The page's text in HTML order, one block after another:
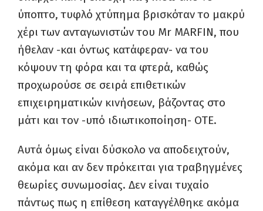
ύποπτο, τυφλό χτύπημα βρισκόταν το μακρύ
χέρι των ανταγωνιστών του Mr MARFIN, που
ήθελαν -και όντως κατάφεραν- να του
κόψουν τη φόρα και τα φτερά, καθώς
προχωρούσε σε σειρά επιθετικών
επιχειρηματικών κινήσεων, βάζοντας στο
μάτι και τον -υπό ιδιωτικοποίηση- ΟΤΕ.
Αυτά όμως είναι δύσκολο να αποδειχτούν,
ακόμα και αν δεν πρόκειται για τραβηγμένες
θεωρίες συνωμοσίας. Δεν είναι τυχαίο
πάντως πως η επίθεση καταγγέλθηκε ακόμα